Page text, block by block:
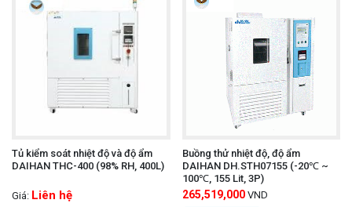
Tủ kiểm soát nhiệt độ và độ ẩm
DAIHAN THC-400 (98% RH, 400L)
Giá: Liên hệ
Buồng thử nhiệt độ, độ ẩm
DAIHAN DH.STH07155 (-20℃ ~
100℃, 155 Lit, 3P)
265,519,000 VND